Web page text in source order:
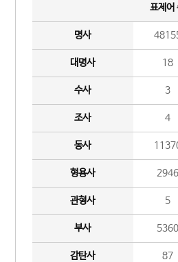
표제어
명사
대명사 18
수사 3
조사 4
동사
형용사 2946
관형사 5
부사 5360
감탄사 87